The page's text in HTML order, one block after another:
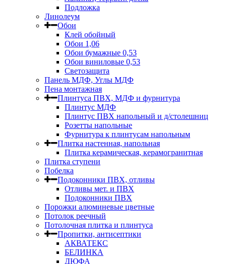
Подложка
Линолеум
Обои
Клей обойный
Обои 1,06
Обои бумажные 0,53
Обои виниловые 0,53
Светозащита
Панель МДФ, Углы МДФ
Пена монтажная
Плинтуса ПВХ, МДФ и фурнитура
Плинтус МДФ
Плинтус ПВХ напольный и д/столешниц
Розетты напольные
Фурнитура к плинтусам напольным
Плитка настенная, напольная
Плитка керамическая, керамогранитная
Плитка ступени
Побелка
Подоконники ПВХ, отливы
Отливы мет. и ПВХ
Подоконники ПВХ
Порожки алюминевые цветные
Потолок реечный
Потолочная плитка и плинтуса
Пропитки, антисептики
АКВАТЕКС
БЕЛИНКА
ДЮФА